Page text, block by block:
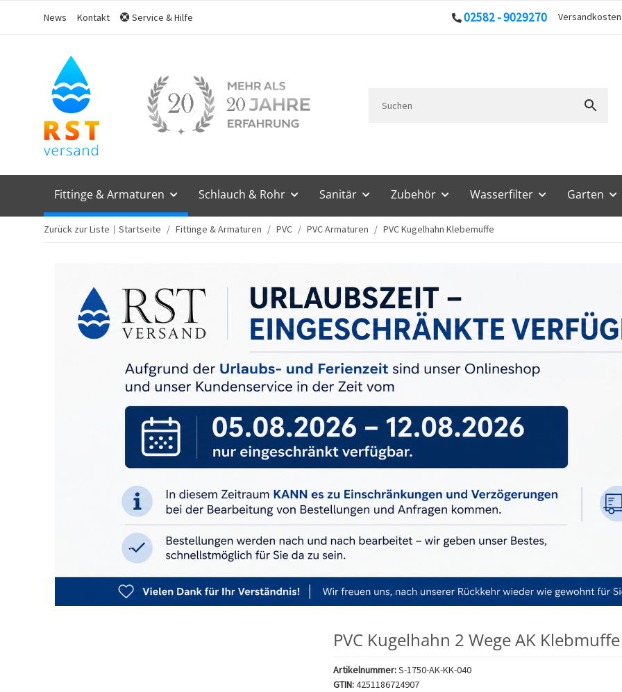
News Kontakt Service & Hilfe 02582 - 9029270
Fittinge & Armaturen Schlauch & Rohr Sanitär Zubehör Wasserfilter Garten
Zurück zur Liste Startseite Fittinge & Armaturen PVC PVC Armaturen PVC Kugelhahn Klebemuffe
PVC Kugelhahn 2 Wege AK
Artikelnummer:S-1750-AK-KK-040
GTIN:4251186724907